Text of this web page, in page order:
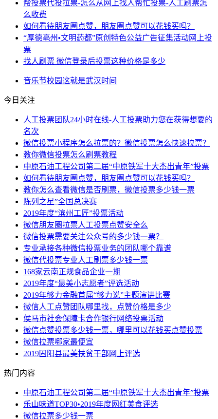
帮投票代投拉票-怎么从网上找人帮忙投票-人工刷票怎
么收费
如何看待朋友圈点赞，朋友圈点赞可以花钱买吗？
“厚德亳州•文明药都”原创特色公益广告征集活动网上投
票
找人刷票 微信登录后投票这种价格是多少
音乐节校园这就是武汉时间
今日关注
人工投票团队24小时在线-人工投票助力您在获得想要的
名次
微信投票小程序怎么拉票的？微信投票怎么快速拉票？
教你微信投票怎么刷票教程
中原石油工程公司第二届“中原铁军十大杰出青年”投票
如何看待朋友圈点赞，朋友圈点赞可以花钱买吗？
教你怎么查看微信是否刷票，微信投票多少钱一票
陈列之星”全国总决赛
2019年度“滨州工匠”投票活动
微信朋友圈拉票人工投票点赞安全么
微信投票需要关注公众号的多少钱一票？
专业承接各种微信投票业务的团队哪个靠谱
微信代投票专业人工刷票多少钱一票
168家云南正规食品企业一期
2019年度“最美小志愿者”评选活动
2019年够力金融首届“够力说”主题演讲比赛
微信人工点赞团队哪里找，点赞价格是多少
侯马市社会保障卡合作银行网络投票活动
微信点赞投票多少钱一票，哪里可以花钱买点赞投票
微信拉票哪家最便宜
2019固阳县最美扶贫干部网上评选
热门内容
中原石油工程公司第二届“中原铁军十大杰出青年”投票
乐山味道TOP30•2019年度网红美食评选
微信拉票多少钱一票